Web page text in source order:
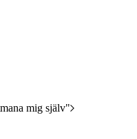
mig själv"